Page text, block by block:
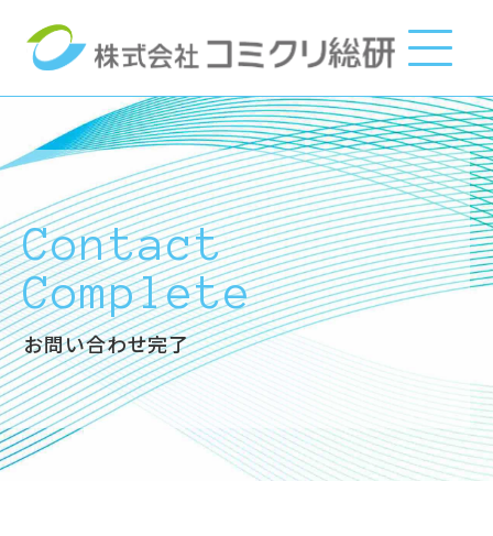
Contact
Complete
お問い合わせ完了